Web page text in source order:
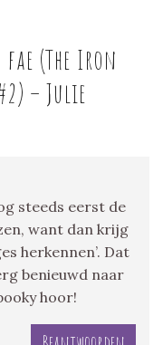
fae (The Iron
– Julie
steeds eerst de
want dan krijg
herkennen’. Dat
benieuwd naar
hoor!